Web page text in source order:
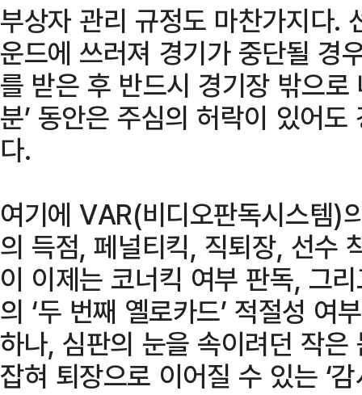
부상자 관리 규정도 마찬가지다.
운드에 쓰러져 경기가 중단될 경
를 받은 후 반드시 경기장 밖으로
분’ 동안은 주심의 허락이 있어
다.
여기에 VAR(비디오판독시스템)
의 득점, 페널티킥, 직퇴장, 선수
이 이제는 코너킥 여부 판독, 그
의 ‘두 번째 옐로카드’ 적절성 여
하나, 심판의 눈을 속이려던 작
잡혀 퇴장으로 이어질 수 있는 ‘